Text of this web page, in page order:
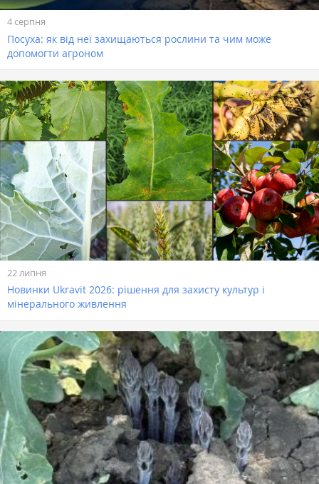
4 серпня
Посуха: як від неї захищаються рослини та чим може
допомогти агроном
22 липня
Новинки Ukravit 2026: рішення для захисту культур і
мінерального живлення